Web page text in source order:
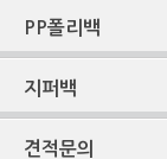
PP폴리백
지퍼백
견적문의